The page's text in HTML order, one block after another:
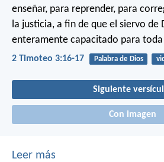
enseñar, para reprender, para
la justicia, a fin de que el siervo de
enteramente capacitado para
2 Timoteo 3:16-17 Palabra de Dios
Siguiente
Con imagen
Leer más